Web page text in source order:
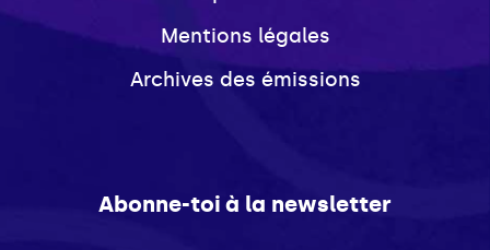
Mentions légales
Archives des émissions
Abonne-toi à la newsletter